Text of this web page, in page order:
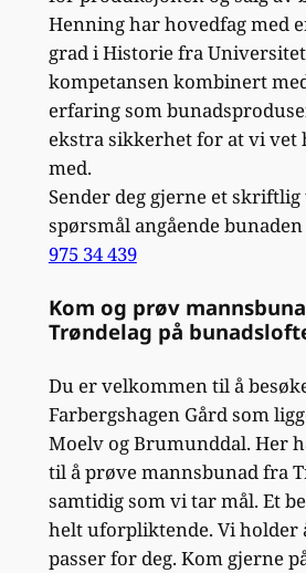
Henning har hovedfag med
grad i Historie fra
kompetansen kombinert
erfaring som
ekstra sikkerhet for at vi vet
med.
Sender deg gjerne et
spørsmål angående
975 34 439
Kom og prøv
Trøndelag på
Du er velkommen til å
Farbergshagen Gård som
Moelv og Brumunddal. Her
til å prøve mannsbunad fra
samtidig som vi tar mål. Et
helt uforpliktende. Vi holder
passer for deg. Kom gjerne